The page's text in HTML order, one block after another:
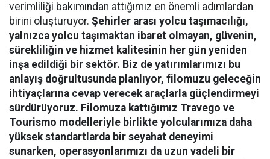
verimliliği bakımından attığımız en önemli adımlardan
birini oluşturuyor. Şehirler arası yolcu taşımacılığı,
yalnızca yolcu taşımaktan ibaret olmayan, güvenin,
sürekliliğin ve hizmet kalitesinin her gün yeniden
inşa edildiği bir sektör. Biz de yatırımlarımızı bu
anlayış doğrultusunda planlıyor, filomuzu geleceğin
ihtiyaçlarına cevap verecek araçlarla güçlendirmeyi
sürdürüyoruz. Filomuza kattığımız Travego ve
Tourismo modelleriyle birlikte yolcularımıza daha
yüksek standartlarda bir seyahat deneyimi
sunarken, operasyonlarımızı da uzun vadeli bir